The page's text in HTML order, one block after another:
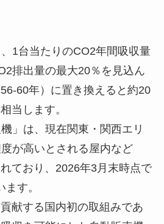
1台当たりのCO2年間吸収量
排出量の最大20％を見込ん
60年）に置き換えると約20
当します。
」は、現在関東・関西エリ
が高いとされる屋内など
ており、2026年3月末時点で
す。
献する国内初の取組みであ